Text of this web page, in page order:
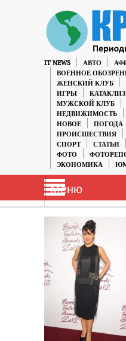
IT NEWS АВТО
ВОЕННОЕ
ЖЕНСКИЙ КЛУБ
ИГРЫ
МУЖСКОЙ КЛУБ
НЕДВИЖИМОСТЬ
НОВОЕ
ПОГОДА
ПРОИСШЕСТВИЯ
СПОРТ
СТАТЬИ
ФОТО
ЭКОНОМИКА
Меню